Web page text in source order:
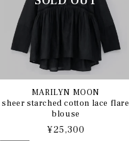
MARILYN MOON
sheer starched cotton lace flare
blouse
通
¥25,300